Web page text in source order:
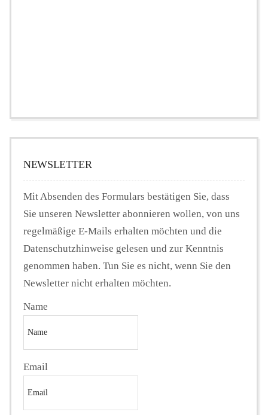
NEWSLETTER
Mit Absenden des Formulars bestätigen Sie, dass
Sie unseren Newsletter abonnieren wollen, von uns
regelmäßige E-Mails erhalten möchten und die
Datenschutzhinweise gelesen und zur Kenntnis
genommen haben. Tun Sie es nicht, wenn Sie den
Newsletter nicht erhalten möchten.
Name
Email